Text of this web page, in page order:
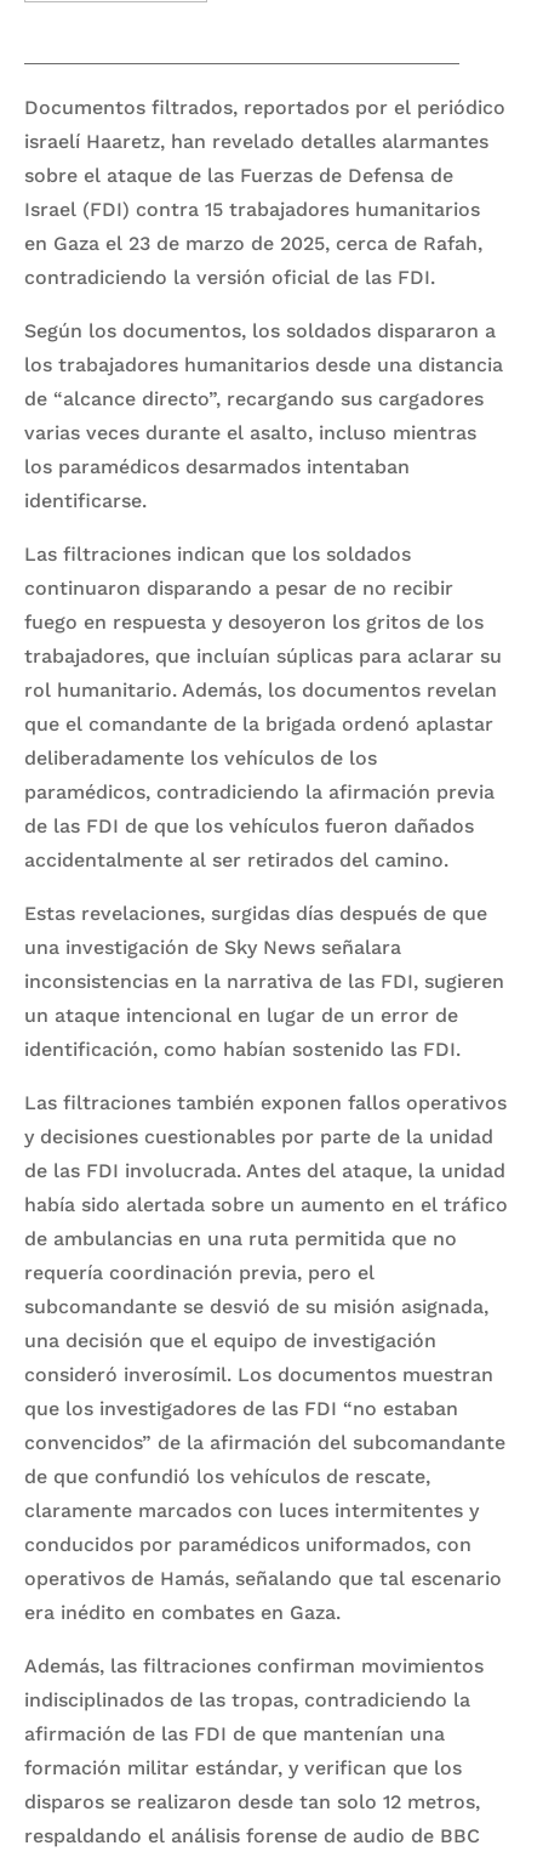
Documentos filtrados, reportados por el periódico
israelí Haaretz, han revelado detalles alarmantes
sobre el ataque de las Fuerzas de Defensa de
Israel (FDI) contra 15 trabajadores humanitarios
en Gaza el 23 de marzo de 2025, cerca de Rafah,
contradiciendo la versión oficial de las FDI.
Según los documentos, los soldados dispararon a
los trabajadores humanitarios desde una distancia
de “alcance directo”, recargando sus cargadores
varias veces durante el asalto, incluso mientras
los paramédicos desarmados intentaban
identificarse.
Las filtraciones indican que los soldados
continuaron disparando a pesar de no recibir
fuego en respuesta y desoyeron los gritos de los
trabajadores, que incluían súplicas para aclarar su
rol humanitario. Además, los documentos revelan
que el comandante de la brigada ordenó aplastar
deliberadamente los vehículos de los
paramédicos, contradiciendo la afirmación previa
de las FDI de que los vehículos fueron dañados
accidentalmente al ser retirados del camino.
Estas revelaciones, surgidas días después de que
una investigación de Sky News señalara
inconsistencias en la narrativa de las FDI, sugieren
un ataque intencional en lugar de un error de
identificación, como habían sostenido las FDI.
Las filtraciones también exponen fallos operativos
y decisiones cuestionables por parte de la unidad
de las FDI involucrada. Antes del ataque, la unidad
había sido alertada sobre un aumento en el tráfico
de ambulancias en una ruta permitida que no
requería coordinación previa, pero el
subcomandante se desvió de su misión asignada,
una decisión que el equipo de investigación
consideró inverosímil. Los documentos muestran
que los investigadores de las FDI “no estaban
convencidos” de la afirmación del subcomandante
de que confundió los vehículos de rescate,
claramente marcados con luces intermitentes y
conducidos por paramédicos uniformados, con
operativos de Hamás, señalando que tal escenario
era inédito en combates en Gaza.
Además, las filtraciones confirman movimientos
indisciplinados de las tropas, contradiciendo la
afirmación de las FDI de que mantenían una
formación militar estándar, y verifican que los
disparos se realizaron desde tan solo 12 metros,
respaldando el análisis forense de audio de BBC